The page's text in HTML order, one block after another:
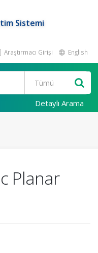
Sistemi
Araştırmacı Girişi English
Detaylı Arama
Planar